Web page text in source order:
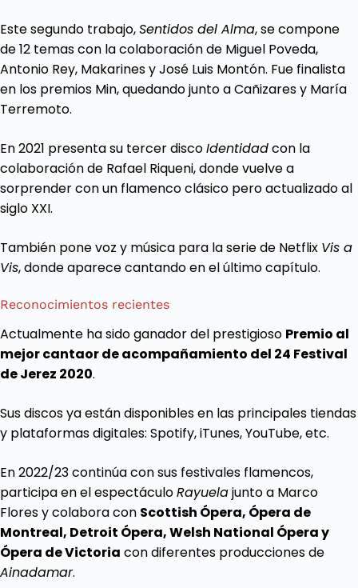
Este segundo trabajo,Sentidos del Alma, se compone
de 12 temas con la colaboración de Miguel Poveda,
Antonio Rey, Makarines y José Luis Montón. Fue finalista
en los premios Min, quedando junto a Cañizares y María
Terremoto.
En 2021 presenta su tercer discoIdentidadcon la
colaboración de Rafael Riqueni, donde vuelve a
sorprender con un flamenco clásico pero actualizado al
siglo XXI.
También pone voz y música para la serie de Netflix Vis a
Vis, donde aparece cantando en el último capítulo.
Reconocimientos recientes
Actualmente ha sido ganador del prestigioso Premio al
mejor cantaor de acompañamiento del 24 Festival
de Jerez 2020.
Sus discos ya están disponibles en las principales tiendas
y plataformas digitales: Spotify, iTunes, YouTube, etc.
En 2022/23 continúa con sus festivales flamencos,
participa en el espectáculoRayuelajunto a Marco
Flores y colabora con Scottish Ópera, Ópera de
Montreal, Detroit Ópera, Welsh National Ópera y
Ópera de Victoria con diferentes producciones de
Ainadamar.